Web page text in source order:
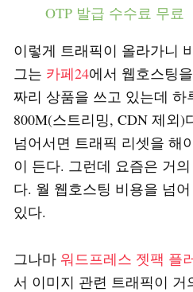
OTP 발급 수수료 무료
이렇게 트래픽이 올라가니
그는 카페24에서 웹호스팅
짜리 상품을 쓰고 있는데 하
800M(스트리밍, CDN 제외)
넘어서면 트래픽 리셋을 해
이 든다. 그런데 요즘은 거
다. 월 웹호스팅 비용을 넘
있다.
그나마 워드프레스 젯팩 플
서 이미지 관련 트래픽이 거